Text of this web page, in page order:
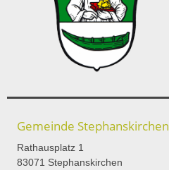
Gemeinde Stephanskirchen
Rathausplatz 1
83071 Stephanskirchen